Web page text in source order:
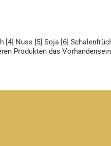
Nuss [5] Soja [6]
Produkten das